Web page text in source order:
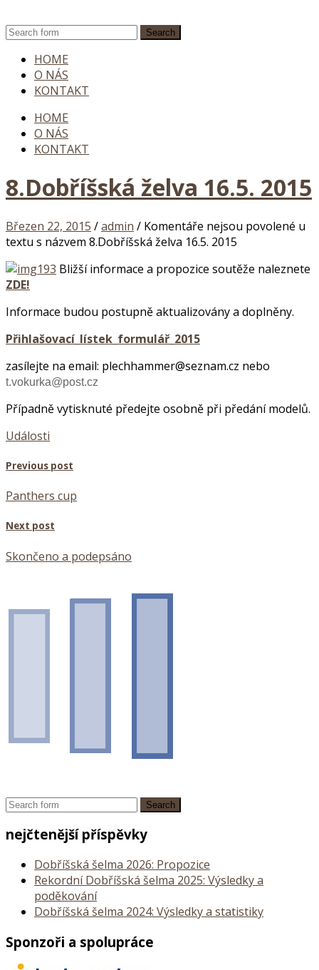
HOME
O NÁS
KONTAKT
HOME
O NÁS
KONTAKT
8.Dobříšská želva 16.5. 2015
Březen 22, 2015 /admin / Komentáře nejsou povolené u
textu s názvem 8.Dobříšská želva 16.5. 2015
Bližší informace a propozice soutěže naleznete
ZDE!
Informace budou postupně aktualizovány a doplněny.
Přihlašovací_lístek_formulář_2015
zasílejte na email: plechhammer@seznam.cz nebo
t.vokurka@post.cz
Případně vytisknuté předejte osobně při předání modelů.
Události
Previous post
Panthers cup
Next post
Skončeno a podepsáno
nejčtenější příspěvky
Dobříšská šelma 2026: Propozice
Rekordní Dobříšská šelma 2025: Výsledky a
poděkování
Dobříšská šelma 2024: Výsledky a statistiky
Sponzoři a spolupráce